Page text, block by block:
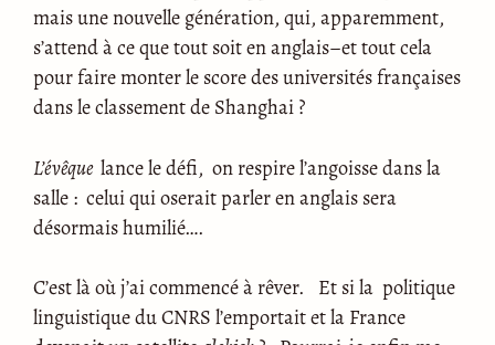
mais une nouvelle génération, qui, apparemment,
s’attend à ce que tout soit en anglais–et tout cela
pour faire monter le score des universités françaises
dans le classement de Shanghai ?
L’évêque lance le défi, on respire l’angoisse dans la
salle : celui qui oserait parler en anglais sera
désormais humilié….
C’est là où j’ai commencé à rêver. Et si la politique
linguistique du CNRS l’emportait et la France